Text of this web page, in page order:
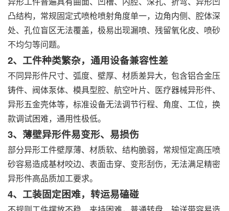
凸结构，常规固定式喷枪喷射角度单一，边角内侧、腔体深
处、孔位盲区无法覆盖，极易出现漏喷、残留氧化皮、喷砂
不均匀等问题。
2、工件种类繁杂，通用设备兼容性差
不同异形件尺寸、弧度、壁厚、材质差异大，包含铝合金压
铸件、阀体泵体、模具型腔、航空叶片、医疗器械异形件、
异形五金壳体等，标准设备无法调节行程、角度、工位，换
款调试困难，通用性极低。
3、薄壁异形件易变形、易损伤
部分异形工件壁厚薄、材质软、结构脆弱，常规恒定高压喷
砂容易造成基材咬边、表面击穿、变形刮伤，无法满足精密
异形件高品质加工要求。
4、工装固定困难，转运易磕碰